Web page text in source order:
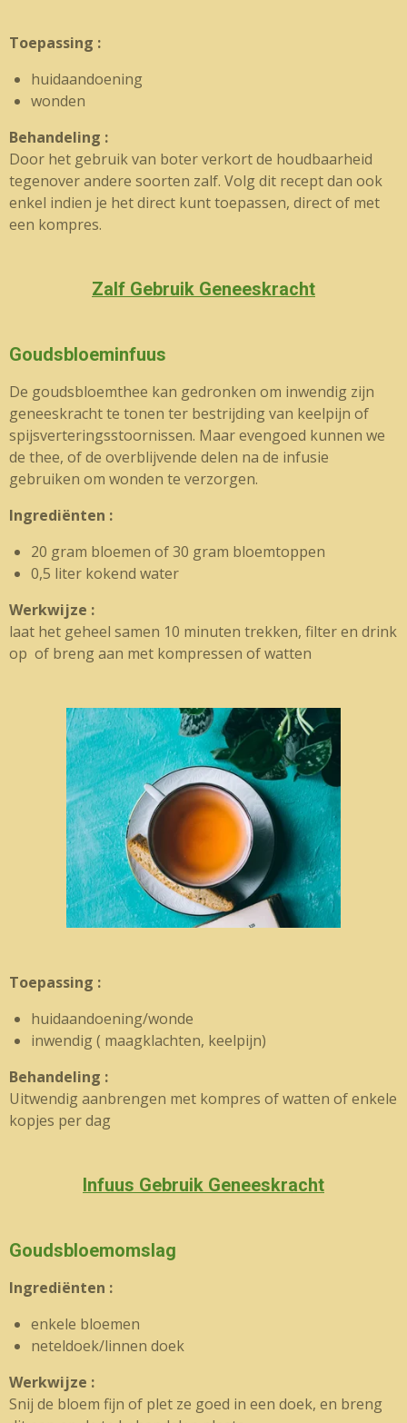
Toepassing :
huidaandoening
wonden
Behandeling :
Door het gebruik van boter verkort de houdbaarheid
tegenover andere soorten zalf. Volg dit recept dan ook
enkel indien je het direct kunt toepassen, direct of met
een kompres.
Zalf Gebruik Geneeskracht
Goudsbloeminfuus
De goudsbloemthee kan gedronken om inwendig zijn
geneeskracht te tonen ter bestrijding van keelpijn of
spijsverteringsstoornissen. Maar evengoed kunnen we
de thee, of de overblijvende delen na de infusie
gebruiken om wonden te verzorgen.
Ingrediënten :
20 gram bloemen of 30 gram bloemtoppen
0,5 liter kokend water
Werkwijze :
laat het geheel samen 10 minuten trekken, filter en drink
op of breng aan met kompressen of watten
Toepassing :
huidaandoening/wonde
inwendig ( maagklachten, keelpijn)
Behandeling :
Uitwendig aanbrengen met kompres of watten of enkele
kopjes per dag
Infuus Gebruik Geneeskracht
Goudsbloemomslag
Ingrediënten :
enkele bloemen
neteldoek/linnen doek
Werkwijze :
Snij de bloem fijn of plet ze goed in een doek, en breng